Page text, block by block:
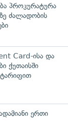
პროკურატურა
ძალადობის
Card-ისა და
ქუთაისში
ტარიფით
ერთი